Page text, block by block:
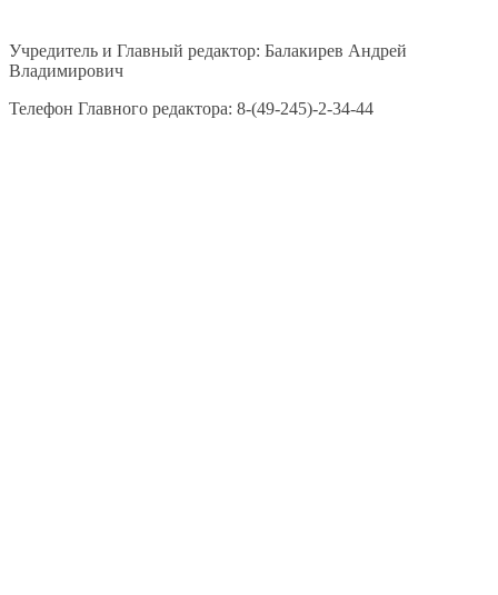
Учредитель и Главный редактор: Балакирев Андрей
Владимирович
Телефон Главного редактора: 8-(49-245)-2-34-44